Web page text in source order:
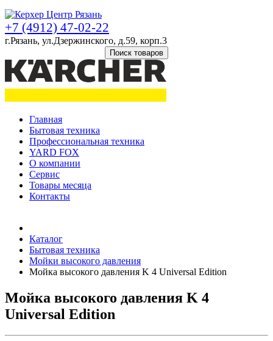
+7 (4912) 47-02-22
г.Рязань, ул.Дзержинского, д.59, корп.3
Поиск товаров
Главная
Бытовая техника
Профессиональная техника
YARD FOX
О компании
Сервис
Товары месяца
Контакты
Каталог
Бытовая техника
Мойки высокого давления
Мойка высокого давления K 4 Universal Edition
Мойка высокого давления K 4
Universal Edition